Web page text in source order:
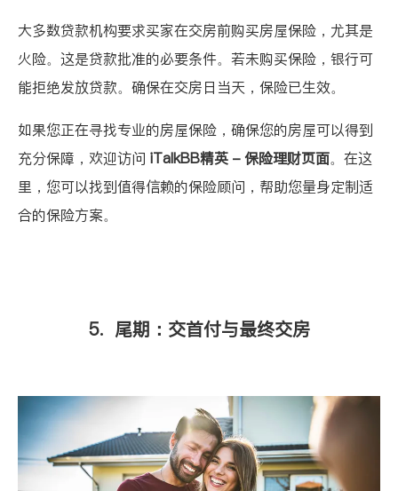
大多数贷款机构要求买家在交房前购买房屋保险，尤其是
火险。这是贷款批准的必要条件。若未购买保险，银行可
能拒绝发放贷款。确保在交房日当天，保险已生效。
如果您正在寻找专业的房屋保险，确保您的房屋可以得到
充分保障，欢迎访问 iTalkBB精英 - 保险理财页面。在这
里，您可以找到值得信赖的保险顾问，帮助您量身定制适
合的保险方案。
5. 尾期：交首付与最终交房